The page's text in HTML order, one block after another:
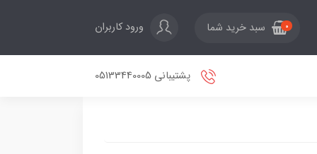
0 سبد خرید شما ورود کاربران
پشتیبانی 05133440005